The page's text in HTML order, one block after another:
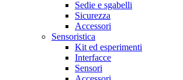
Sedie e sgabelli
Sicurezza
Accessori
Sensoristica
Kit ed esperimenti
Interfacce
Sensori